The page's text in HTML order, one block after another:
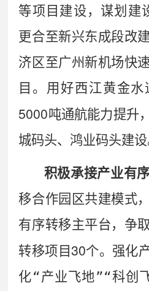
等项目建设，谋划建
更合至新兴东成段改
济区至广州新机场快
目。用好西江黄金
5000吨通航能力提升
城码头、鸿业码头建设
积极承接产业有序
移合作园区共建模式
有序转移主平台，争
转移项目30个。强化
化“ 产业飞地”“科创